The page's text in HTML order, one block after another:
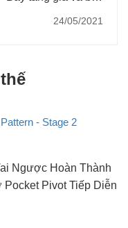
24/05/2021
Ngược Hoàn Thành
Pocket Pivot Tiếp Diễn